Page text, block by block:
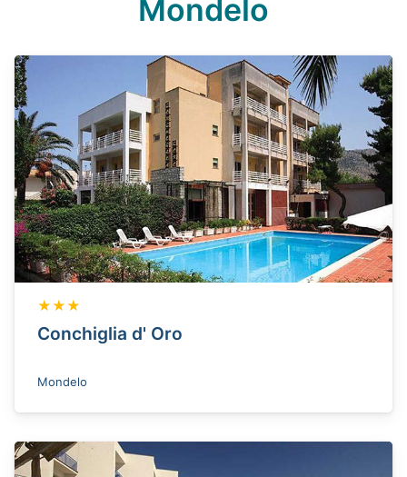
Mondelo
★★★
Conchiglia d' Oro
Mondelo